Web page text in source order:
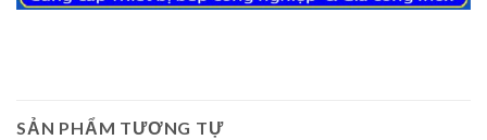
SẢN PHẨM TƯƠNG TỰ